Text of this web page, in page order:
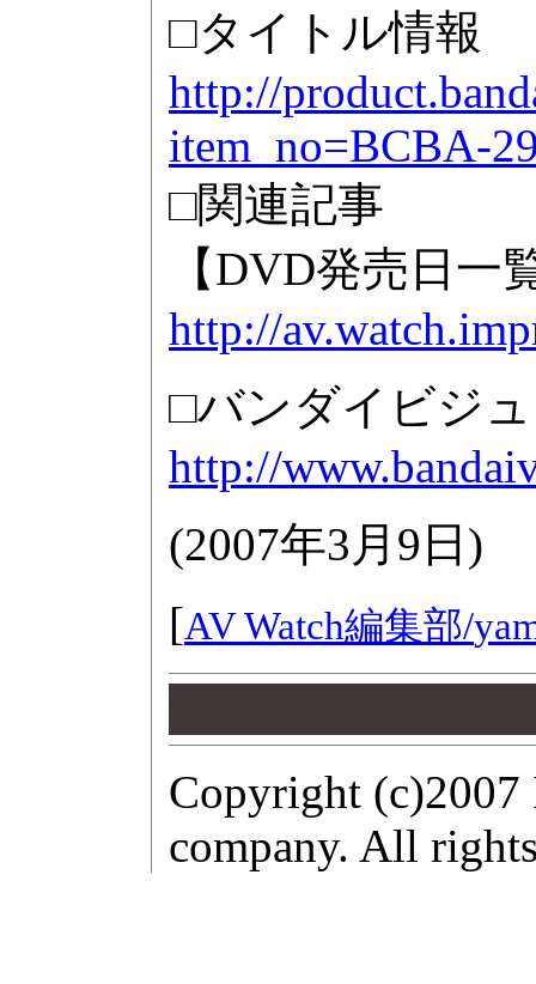
□タイトル情報
http://
item_no=BCBA-
□関連記事
【DVD発売日一
http://
□バンダイビジ
http://
(2007年3月9日 )
[AV Watch編集部/
Copyright (c)2007
company. All